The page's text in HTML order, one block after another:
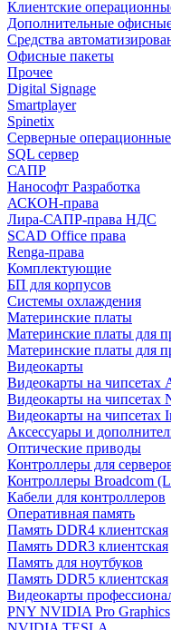
Клиентские
Дополнительные
Средства
Офисные пакеты
Прочее
Digital Signage
Smartplayer
Spinetix
Серверные
SQL сервер
САПР
Нанософт Разработка
АСКОН-права
Лира-САПР-права НДС
SCAD Office права
Renga-права
Комплектующие
БП для корпусов
Системы охлаждения
Материнские платы
Материнские платы для
Материнские платы для
Видеокарты
Видеокарты на чипсетах
Видеокарты на чипсетах
Видеокарты на чипсетах
Аксессуары и
Оптические приводы
Контроллеры для
Контроллеры Broadcom
Кабели для контроллеров
Оперативная память
Память DDR4 клиентская
Память DDR3 клиентская
Память для ноутбуков
Память DDR5 клиентская
Видеокарты
PNY NVIDIA Pro Graphics